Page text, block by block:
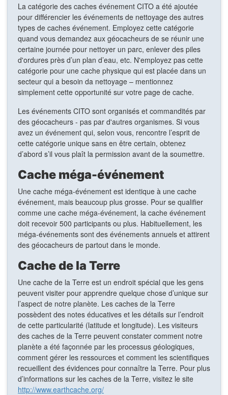
La catégorie des caches événement CITO a été ajoutée
pour différencier les événements de nettoyage des autres
types de caches événement. Employez cette catégorie
quand vous demandez aux géocacheurs de se réunir une
certaine journée pour nettoyer un parc, enlever des piles
d'ordures près d’un plan d’eau, etc. N'employez pas cette
catégorie pour une cache physique qui est placée dans un
secteur qui a besoin da nettoyage – mentionnez
simplement cette opportunité sur votre page de cache.
Les événements CITO sont organisés et commandités par
des géocacheurs - pas par d'autres organismes. Si vous
avez un événement qui, selon vous, rencontre l’esprit de
cette catégorie unique sans en être certain, obtenez
d’abord s’il vous plaît la permission avant de la soumettre.
Cache méga-événement
Une cache méga-événement est identique à une cache
événement, mais beaucoup plus grosse. Pour se qualifier
comme une cache méga-événement, la cache événement
doit recevoir 500 participants ou plus. Habituellement, les
méga-événements sont des événements annuels et attirent
des géocacheurs de partout dans le monde.
Cache de la Terre
Une cache de la Terre est un endroit spécial que les gens
peuvent visiter pour apprendre quelque chose d’unique sur
l’aspect de notre planète. Les caches de la Terre
possèdent des notes éducatives et les détails sur l’endroit
de cette particularité (latitude et longitude). Les visiteurs
des caches de la Terre peuvent constater comment notre
planète a été façonnée par les processus géologiques,
comment gérer les ressources et comment les scientifiques
recueillent des évidences pour connaître la Terre. Pour plus
d’informations sur les caches de la Terre, visitez le site
http://www.earthcache.org/